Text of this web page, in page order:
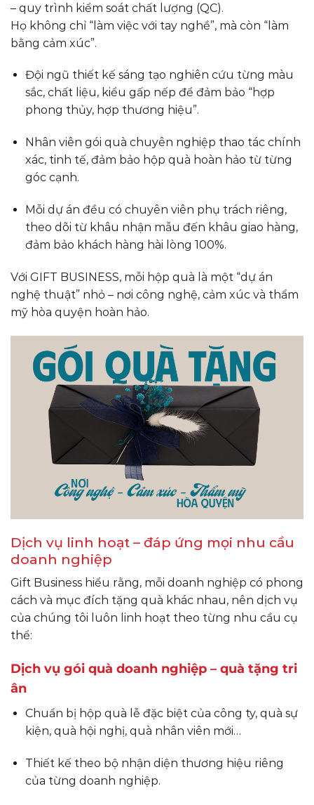
– quy trình kiểm soát chất lượng (QC).
Họ không chỉ “làm việc với tay nghề”, mà còn “làm
bằng cảm xúc”.
Đội ngũ thiết kế sáng tạo nghiên cứu từng màu
sắc, chất liệu, kiểu gấp nếp để đảm bảo “hợp
phong thủy, hợp thương hiệu”.
Nhân viên gói quà chuyên nghiệp thao tác chính
xác, tinh tế, đảm bảo hộp quà hoàn hảo từ từng
góc cạnh.
Mỗi dự án đều có chuyên viên phụ trách riêng,
theo dõi từ khâu nhận mẫu đến khâu giao hàng,
đảm bảo khách hàng hài lòng 100%.
Với GIFT BUSINESS, mỗi hộp quà là một “dự án
nghệ thuật” nhỏ – nơi công nghệ, cảm xúc và thẩm
mỹ hòa quyện hoàn hảo.
Dịch vụ linh hoạt – đáp ứng mọi nhu cầu
doanh nghiệp
Gift Business hiểu rằng, mỗi doanh nghiệp có phong
cách và mục đích tặng quà khác nhau, nên dịch vụ
của chúng tôi luôn linh hoạt theo từng nhu cầu cụ
thể:
Dịch vụ gói quà doanh nghiệp – quà tặng tri
ân
Chuẩn bị hộp quà lễ đặc biệt của công ty, quà sự
kiện, quà hội nghị, quà nhân viên mới…
Thiết kế theo bộ nhận diện thương hiệu riêng
của từng doanh nghiệp.